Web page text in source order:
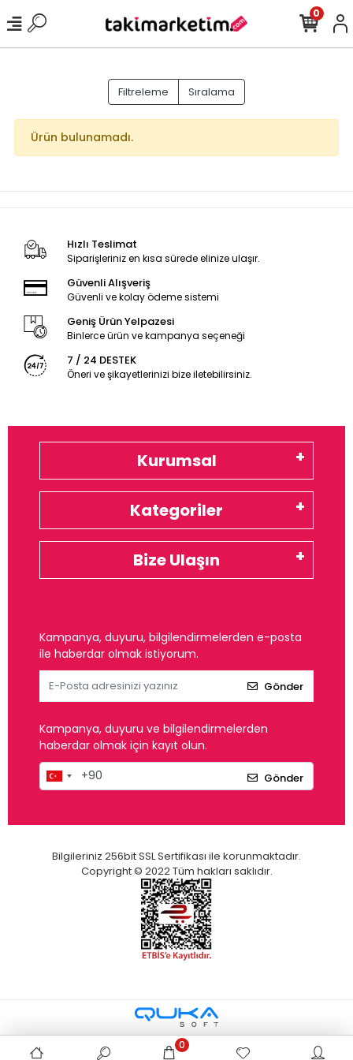
0
Filtreleme Sıralama
Ürün bulunamadı.
Hızlı Teslimat
Siparişleriniz en kısa sürede elinize ulaşır.
Güvenli Alışveriş
Güvenli ve kolay ödeme sistemi
Geniş Ürün Yelpazesi
Binlerce ürün ve kampanya seçeneği
7 / 24 DESTEK
Öneri ve şikayetlerinizi bize iletebilirsiniz.
Kurumsal
Kategoriler
Bize Ulaşın
Kampanya, duyuru, bilgilendirmelerden e-posta
ile haberdar olmak istiyorum.
Gönder
Kampanya, duyuru ve bilgilendirmelerden
haberdar olmak için kayıt olun.
Gönder
Bilgileriniz 256bit SSL Sertifikası ile korunmaktadır.
Copyright © 2022 Tüm hakları saklıdır.
0